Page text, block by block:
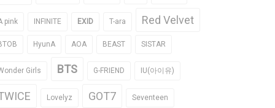
pink INFINITE EXID T-ara Red Velvet
HyunA AOA BEAST SISTAR
Girls BTS G-FRIEND IU(아이유)
Lovelyz GOT7 Seventeen